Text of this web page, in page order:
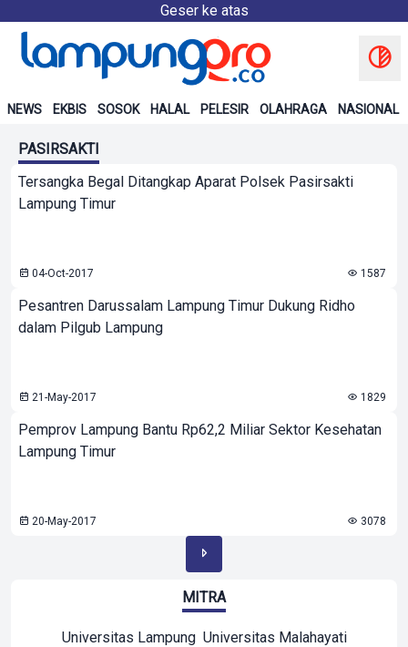
Geser ke atas
NEWS EKBIS SOSOK HALAL PELESIR OLAHRAGA NASIONAL
PASIRSAKTI
Tersangka Begal Ditangkap Aparat Polsek Pasirsakti
Lampung Timur
04-Oct-2017 1587
Pesantren Darussalam Lampung Timur Dukung Ridho
dalam Pilgub Lampung
21-May-2017 1829
Pemprov Lampung Bantu Rp62,2 Miliar Sektor Kesehatan
Lampung Timur
20-May-2017 3078
MITRA
Universitas Lampung Universitas Malahayati